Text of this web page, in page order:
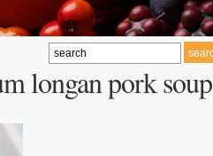
longan pork soup